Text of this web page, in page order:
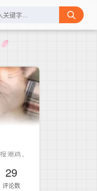
29
评论数